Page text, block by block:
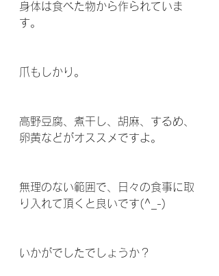
身体は食べた物から作られていま
す。
爪もしかり。
高野豆腐、煮干し、胡麻、するめ、
卵黄などがオススメですよ。
無理のない範囲で、日々の食事に取
り入れて頂くと良いです(^_-)
いかがでしたでしょうか？